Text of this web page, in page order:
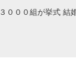
３０００組が挙式 結